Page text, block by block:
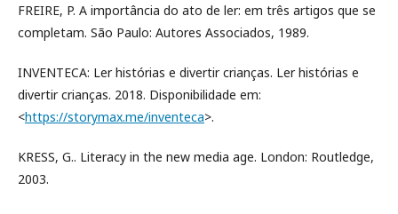
FREIRE, P. A importância do ato de ler: em três artigos que se
completam. São Paulo: Autores Associados, 1989.
INVENTECA: Ler histórias e divertir crianças. Ler histórias e
divertir crianças. 2018. Disponibilidade em:
<https://storymax.me/inventeca>.
KRESS, G.. Literacy in the new media age. London: Routledge,
2003.